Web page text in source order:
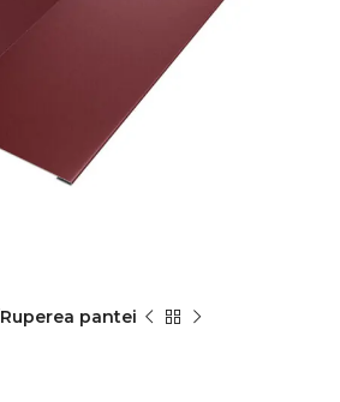
Ruperea pantei